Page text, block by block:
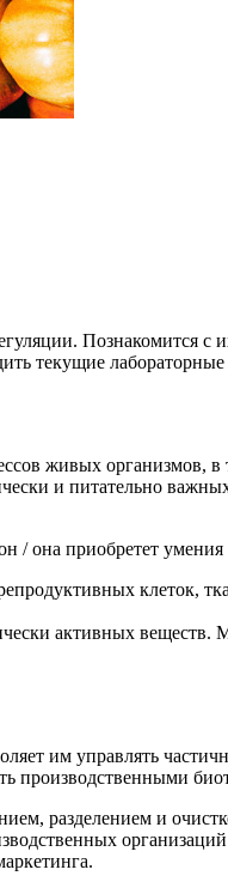
Познакомится с
текущие
живых организмов, в
и питательно
/ она приобретет
клеток,
активных
им управлять
производственными
разделением и